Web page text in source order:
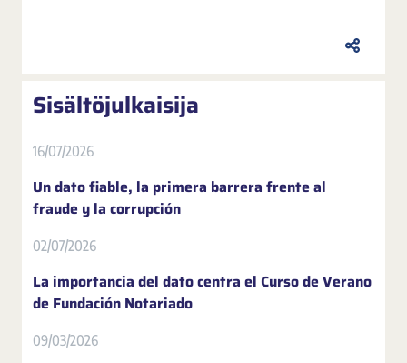
Sisältöjulkaisija
16/07/2026
Un dato fiable, la primera barrera frente al
fraude y la corrupción
02/07/2026
La importancia del dato centra el Curso de Verano
de Fundación Notariado
09/03/2026